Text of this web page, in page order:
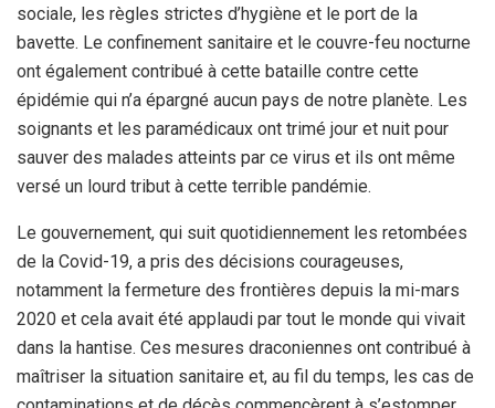
sociale, les règles strictes d’hygiène et le port de la
bavette. Le confinement sanitaire et le couvre-feu nocturne
ont également contribué à cette bataille contre cette
épidémie qui n’a épargné aucun pays de notre planète. Les
soignants et les paramédicaux ont trimé jour et nuit pour
sauver des malades atteints par ce virus et ils ont même
versé un lourd tribut à cette terrible pandémie.
Le gouvernement, qui suit quotidiennement les retombées
de la Covid-19, a pris des décisions courageuses,
notamment la fermeture des frontières depuis la mi-mars
2020 et cela avait été applaudi par tout le monde qui vivait
dans la hantise. Ces mesures draconiennes ont contribué à
maîtriser la situation sanitaire et, au fil du temps, les cas de